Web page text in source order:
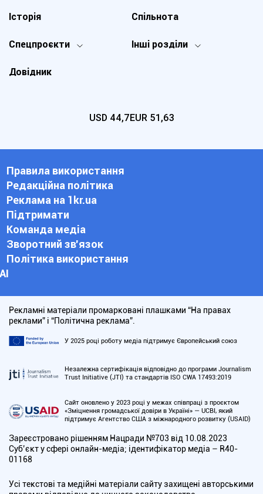
Спецпроєкти Інші розділи
Історія
Довідник
Спільнота
USD 44,7EUR 51,63
Правила використання
Редакційна політика
Реклама на 1kr.ua
Підтримати
Команда медіа
Зворотний зв'язок
Політика використання
АІ
Рекламні матеріали промарковані плашками “На правах
реклами” і “Політична реклама”.
У 2025 році роботу медіа підтримує Європейський союз
Незалежна сертифікація відповідно до програми Journalism
Trust Initiative (JTI) та стандартів ISO CWA 17493:2019
Сайт оновлено у 2023 році у межах співпраці з проєктом
«Зміцнення громадської довіри в Україні» — UCBI, який
підтримує Агентство США з міжнародного розвитку (USAID)
Зареєстровано рішенням Нацради №703 від 10.08.2023
Cуб’єкт у сфері онлайн-медіа; ідентифікатор медіа – R40-
01168
Усі текстові та медійні матеріали сайту захищені авторськими